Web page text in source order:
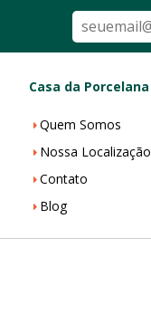
Casa da Porcelana
Quem Somos
Nossa Localização
Contato
Blog